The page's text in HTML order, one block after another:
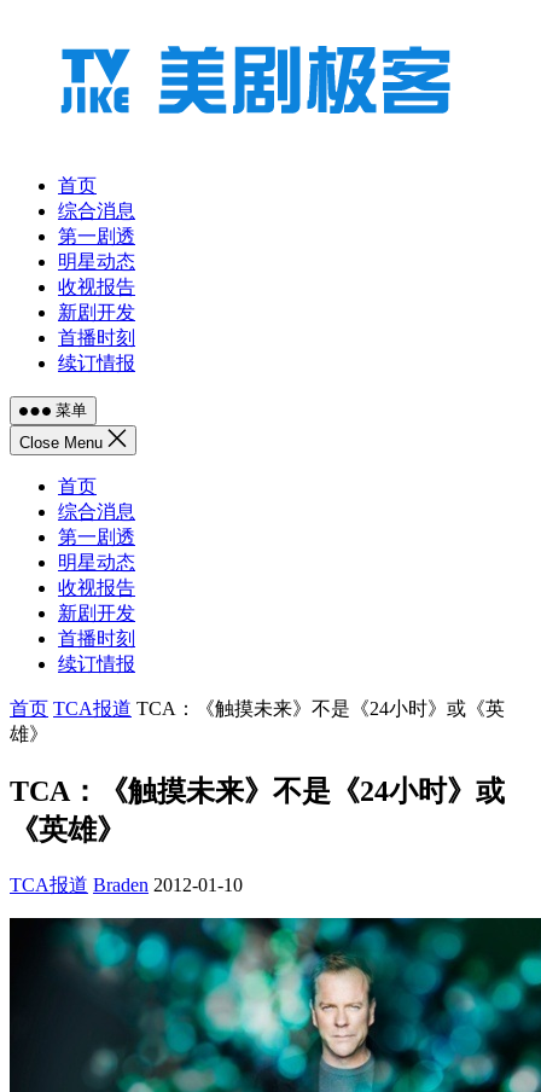
首页
综合消息
第一剧透
明星动态
收视报告
新剧开发
首播时刻
续订情报
菜单
Close Menu
首页
综合消息
第一剧透
明星动态
收视报告
新剧开发
首播时刻
续订情报
首页 TCA报道 TCA：《触摸未来》不是《24小时》或《英
雄》
TCA：《触摸未来》不是《24小时》或
《英雄》
TCA报道 Braden 2012-01-10